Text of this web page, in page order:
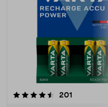
201
4.5av 5 stjerner